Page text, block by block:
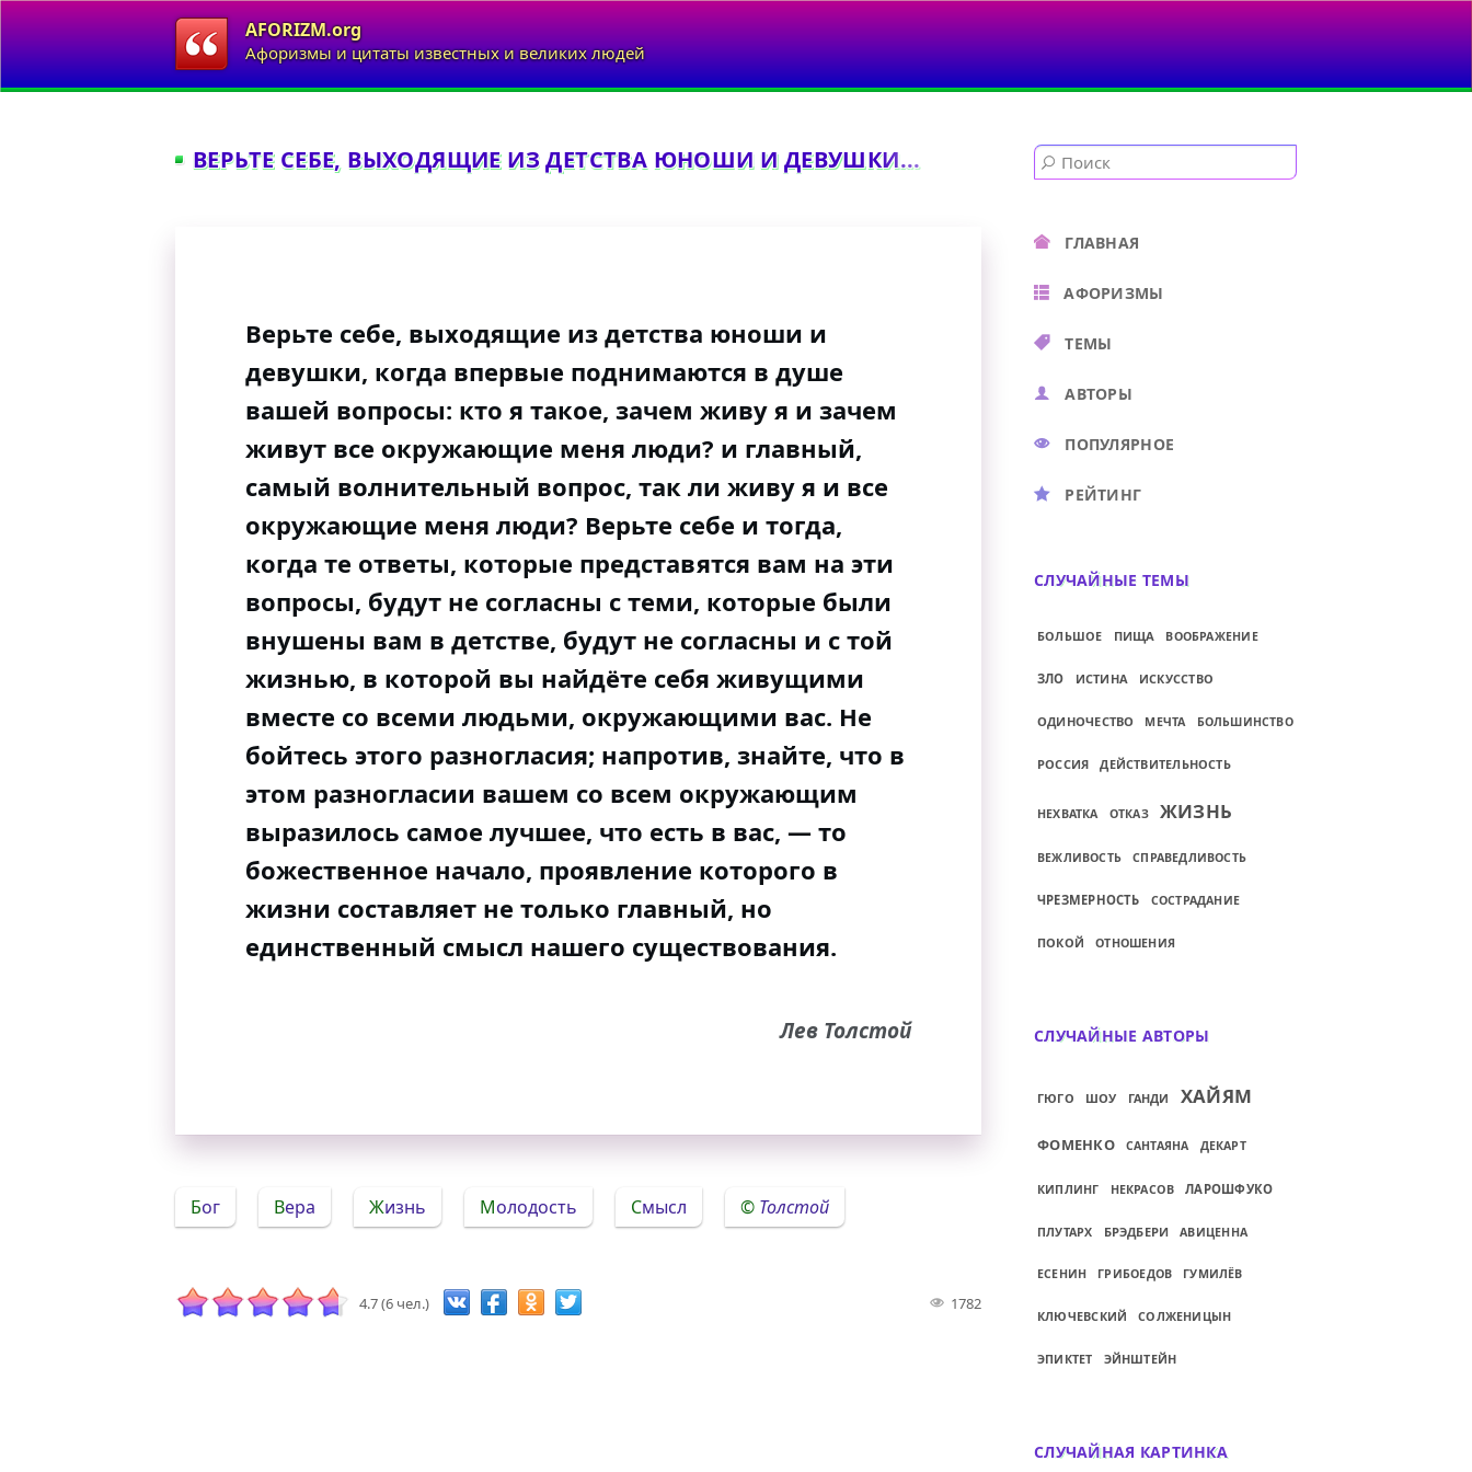
AFORIZM.org
Афоризмы и цитаты известных и великих людей
ВЕРЬТЕ СЕБЕ, ВЫХОДЯЩИЕ ИЗ ДЕТСТВА ЮНОШИ И ДЕВУШКИ...
Верьте себе, выходящие из детства юноши и
девушки, когда впервые поднимаются в душе
вашей вопросы: кто я такое, зачем живу я и зачем
живут все окружающие меня люди? и главный,
самый волнительный вопрос, так ли живу я и все
окружающие меня люди? Верьте себе и тогда,
когда те ответы, которые представятся вам на эти
вопросы, будут не согласны с теми, которые были
внушены вам в детстве, будут не согласны и с той
жизнью, в которой вы найдёте себя живущими
вместе со всеми людьми, окружающими вас. Не
бойтесь этого разногласия; напротив, знайте, что в
этом разногласии вашем со всем окружающим
выразилось самое лучшее, что есть в вас, — то
божественное начало, проявление которого в
жизни составляет не только главный, но
единственный смысл нашего существования.
Лев Толстой
Бог Вера Жизнь Молодость Смысл Толстой
4.7 (6 чел.) 1782
ГЛАВНАЯ
АФОРИЗМЫ
ТЕМЫ
АВТОРЫ
ПОПУЛЯРНОЕ
РЕЙТИНГ
СЛУЧАЙНЫЕ ТЕМЫ
БОЛЬШОЕ ПИЩА ВООБРАЖЕНИЕ
ЗЛО ИСТИНА ИСКУССТВО
ОДИНОЧЕСТВО МЕЧТА БОЛЬШИНСТВО
РОССИЯ ДЕЙСТВИТЕЛЬНОСТЬ
НЕХВАТКА ОТКАЗ ЖИЗНЬ
ВЕЖЛИВОСТЬ СПРАВЕДЛИВОСТЬ
ЧРЕЗМЕРНОСТЬ СОСТРАДАНИЕ
ПОКОЙ ОТНОШЕНИЯ
СЛУЧАЙНЫЕ АВТОРЫ
ГЮГО ШОУ ГАНДИ ХАЙЯМ
ФОМЕНКО САНТАЯНА ДЕКАРТ
КИПЛИНГ НЕКРАСОВ ЛАРОШФУКО
ПЛУТАРХ БРЭДБЕРИ АВИЦЕННА
ЕСЕНИН ГРИБОЕДОВ ГУМИЛЁВ
КЛЮЧЕВСКИЙ СОЛЖЕНИЦЫН
ЭПИКТЕТ ЭЙНШТЕЙН
СЛУЧАЙНАЯ КАРТИНКА